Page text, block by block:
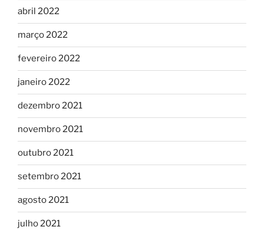
abril 2022
março 2022
fevereiro 2022
janeiro 2022
dezembro 2021
novembro 2021
outubro 2021
setembro 2021
agosto 2021
julho 2021